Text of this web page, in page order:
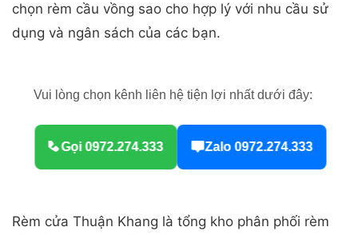
chọn rèm cầu vồng sao cho hợp lý với nhu cầu sử
dụng và ngân sách của các bạn.
Vui lòng chọn kênh liên hệ tiện lợi nhất dưới đây:
Gọi 0972.274.333 Zalo 0972.274.333
Rèm cửa Thuận Khang là tổng kho phân phối rèm